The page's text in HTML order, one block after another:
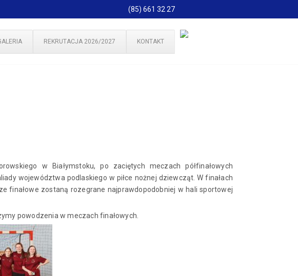
(85) 661 32 27
REKRUTACJA 2026/2027 KONTAKT
w Białymstoku, po zaciętych meczach półfinałowych
województwa podlaskiego w piłce nożnej dziewcząt. W finałach
finałowe zostaną rozegrane najprawdopodobniej w hali sportowej
powodzenia w meczach finałowych.